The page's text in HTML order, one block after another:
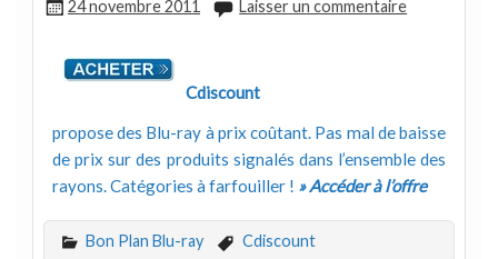
24 novembre 2011 Laisser un commentaire
Cdiscount
propose des Blu-ray à prix coûtant. Pas mal de baisse
de prix sur des produits signalés dans l’ensemble des
rayons. Catégories à farfouiller ! » Accéder à l’offre
Bon Plan Blu-ray Cdiscount